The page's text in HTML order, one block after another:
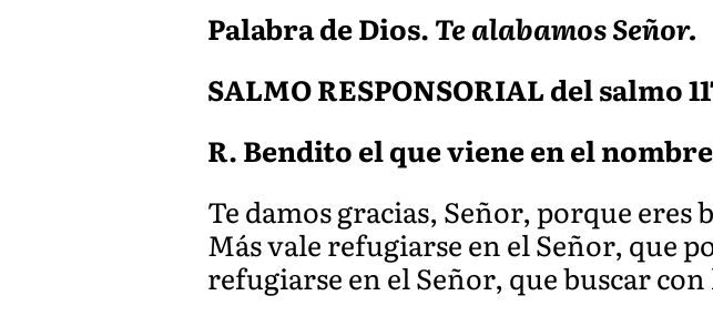
Palabra de Dios.Te alabamos Señor.
SALMO RESPONSORIAL del salmo
R. Bendito el que viene en el
Te damos gracias, Señor, porque
Más vale refugiarse en el Señor, que
refugiarse en el Señor, que buscar